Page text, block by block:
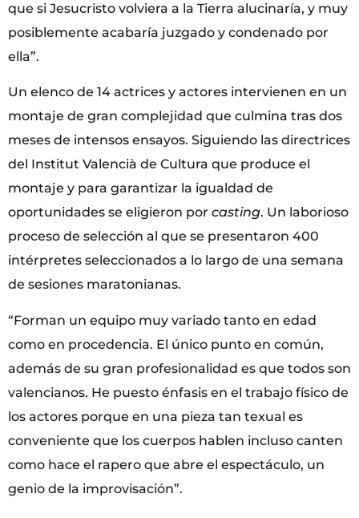
que si Jesucristo volviera a la Tierra alucinaría, y muy
posiblemente acabaría juzgado y condenado por
ella”.
Un elenco de 14 actrices y actores intervienen en un
montaje de gran complejidad que culmina tras dos
meses de intensos ensayos. Siguiendo las directrices
del Institut Valencià de Cultura que produce el
montaje y para garantizar la igualdad de
oportunidades se eligieron por casting. Un laborioso
proceso de selección al que se presentaron 400
intérpretes seleccionados a lo largo de una semana
de sesiones maratonianas.
“Forman un equipo muy variado tanto en edad
como en procedencia. El único punto en común,
además de su gran profesionalidad es que todos son
valencianos. He puesto énfasis en el trabajo físico de
los actores porque en una pieza tan texual es
conveniente que los cuerpos hablen incluso canten
como hace el rapero que abre el espectáculo, un
genio de la improvisación”.